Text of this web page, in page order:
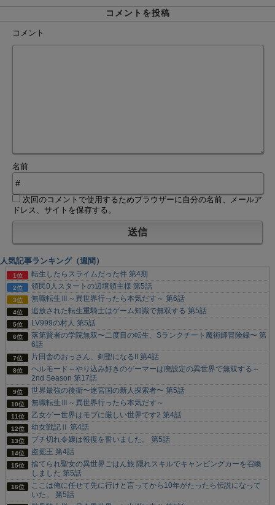
コメントを投稿
コメント
名前
次回のコメントで使用するためブラウザーに自分の名前、メールア
ドレス、サイトを保存する。
人気記事ランキング（週間）
転生したらスライムだった件 第4期
領民0人スタートの辺境領主様 第5話
無職転生Ⅲ～異世界行ったら本気だす～ 第6話
追放された転生重騎士はゲーム知識で無双する 第5話
LV999の村人 第5話
落第賢者の学院無双〜二度目の転生、Sランクチート魔術師冒険録〜 第
6話
片田舎のおっさん、剣聖になるII 第4話
ヘルモード～やり込み好きのゲーマーは廃設定の異世界で無双する～
2nd Season 第17話
世界最強の後衛〜迷宮国の新人探索者〜 第5話
無職転生Ⅲ～異世界行ったら本気だす～
乙女ゲー世界はモブに厳しい世界です2 第4話
幼女戦記Ⅱ 第4話
ブチ切れ令嬢は報復を誓いました。 第5話
盗掘王 第4話
捨てられ聖女の異世界ごはん旅 隠れスキルでキャンピングカーを召喚
しました 第5話
ここは俺に任せて先に行けと言ってから10年がたったら伝説になって
いた。 第5話